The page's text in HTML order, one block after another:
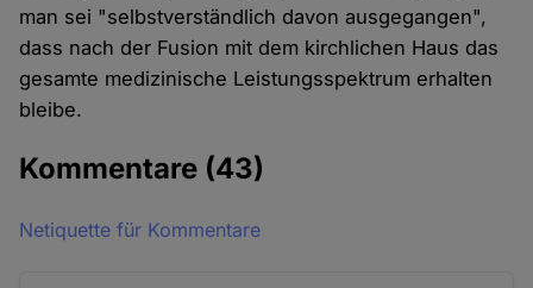
man sei "selbstverständlich davon ausgegangen",
dass nach der Fusion mit dem kirchlichen Haus das
gesamte medizinische Leistungsspektrum erhalten
bleibe.
Kommentare (43)
Netiquette für Kommentare